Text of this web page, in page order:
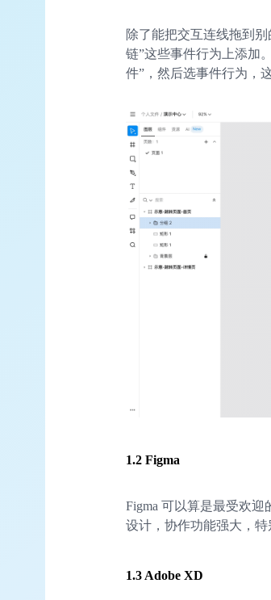
除了能把交互连线拖到
链”这些事件行为上添加
件”，然后选事件行为，
1.2 Figma
Figma 可以算是最受欢迎
设计，协作功能强大，
1.3 Adobe XD